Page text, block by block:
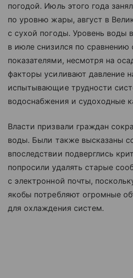
погодой. Июль этого года
по уровню жары, август в
с сухой погоды. Уровень воды
в июле снизился по
показателями, несмотря на
факторы усиливают давление
испытывающие трудности
водоснабжения и судоходные
Власти призвали граждан
воды. Были также высказаны
впоследствии подверглись
попросили удалять старые
с электронной почты,
якобы потребляют огромные
для охлаждения систем.